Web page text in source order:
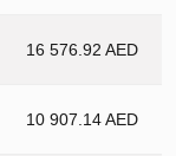
16 576.92 AED
10 907.14 AED